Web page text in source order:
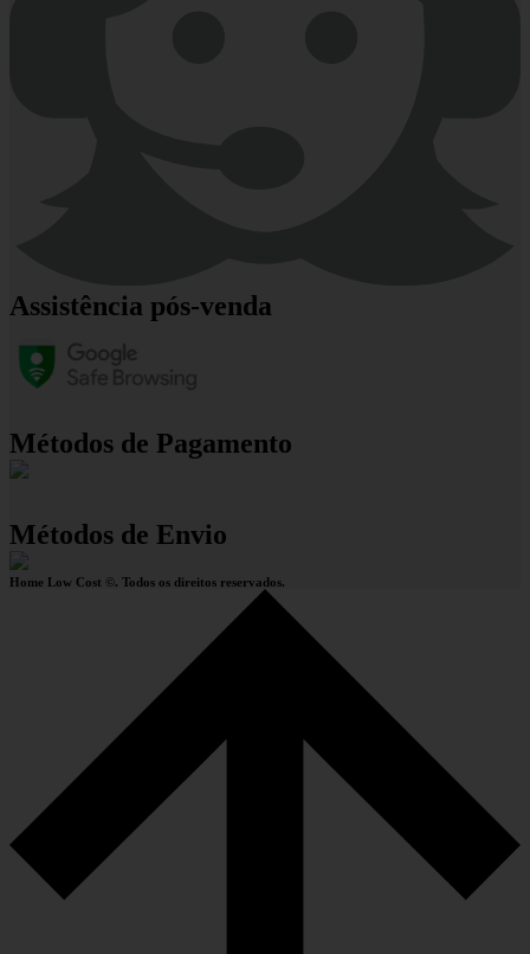
Assistência pós-venda
Métodos de Pagamento
Métodos de Envio
Home Low Cost ©. Todos os direitos reservados.